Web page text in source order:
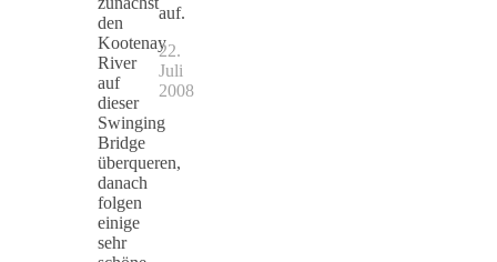
den
Kootenay
River
auf
dieser
Swinging
Bridge
überqueren,
danach
folgen
einige
sehr
auf.
22.
Juli
2008